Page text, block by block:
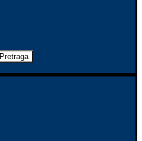
Pretraga